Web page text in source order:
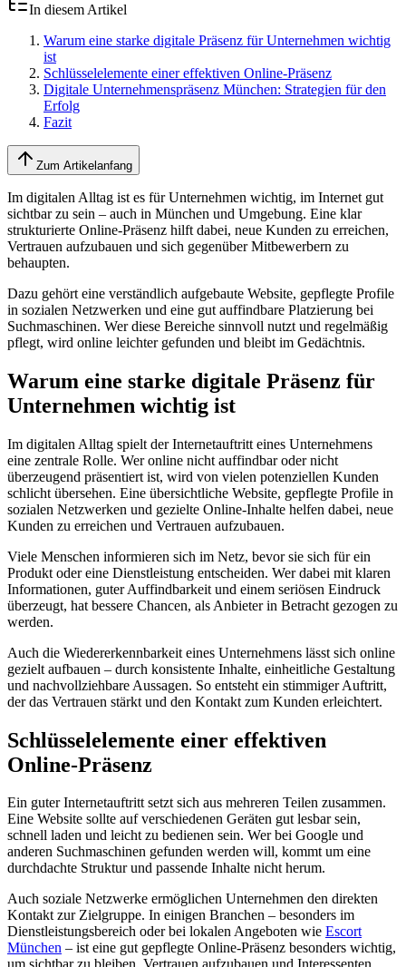
In diesem Artikel
Warum eine starke digitale Präsenz für Unternehmen wichtig
ist
Schlüsselelemente einer effektiven Online-Präsenz
Digitale Unternehmenspräsenz München: Strategien für den
Erfolg
Fazit
Zum Artikelanfang
Im digitalen Alltag ist es für Unternehmen wichtig, im Internet gut
sichtbar zu sein – auch in München und Umgebung. Eine klar
strukturierte Online-Präsenz hilft dabei, neue Kunden zu erreichen,
Vertrauen aufzubauen und sich gegenüber Mitbewerbern zu
behaupten.
Dazu gehört eine verständlich aufgebaute Website, gepflegte Profile
in sozialen Netzwerken und eine gut auffindbare Platzierung bei
Suchmaschinen. Wer diese Bereiche sinnvoll nutzt und regelmäßig
pflegt, wird online leichter gefunden und bleibt im Gedächtnis.
Warum eine starke digitale Präsenz für
Unternehmen wichtig ist
Im digitalen Alltag spielt der Internetauftritt eines Unternehmens
eine zentrale Rolle. Wer online nicht auffindbar oder nicht
überzeugend präsentiert ist, wird von vielen potenziellen Kunden
schlicht übersehen. Eine übersichtliche Website, gepflegte Profile in
sozialen Netzwerken und gezielte Online-Inhalte helfen dabei, neue
Kunden zu erreichen und Vertrauen aufzubauen.
Viele Menschen informieren sich im Netz, bevor sie sich für ein
Produkt oder eine Dienstleistung entscheiden. Wer dabei mit klaren
Informationen, guter Auffindbarkeit und einem seriösen Eindruck
überzeugt, hat bessere Chancen, als Anbieter in Betracht gezogen zu
werden.
Auch die Wiedererkennbarkeit eines Unternehmens lässt sich online
gezielt aufbauen – durch konsistente Inhalte, einheitliche Gestaltung
und nachvollziehbare Aussagen. So entsteht ein stimmiger Auftritt,
der das Vertrauen stärkt und den Kontakt zum Kunden erleichtert.
Schlüsselelemente einer effektiven
Online-Präsenz
Ein guter Internetauftritt setzt sich aus mehreren Teilen zusammen.
Eine Website sollte auf verschiedenen Geräten gut lesbar sein,
schnell laden und leicht zu bedienen sein. Wer bei Google und
anderen Suchmaschinen gefunden werden will, kommt um eine
durchdachte Struktur und passende Inhalte nicht herum.
Auch soziale Netzwerke ermöglichen Unternehmen den direkten
Kontakt zur Zielgruppe. In einigen Branchen – besonders im
Dienstleistungsbereich oder bei lokalen Angeboten wie Escort
München – ist eine gut gepflegte Online-Präsenz besonders wichtig,